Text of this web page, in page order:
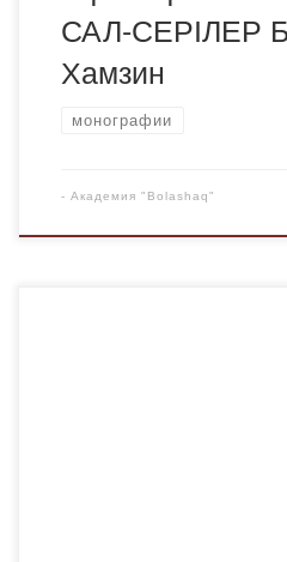
САЛ-СЕРІЛЕР
Хамзин
монографии
- Академия "Bolashaq"